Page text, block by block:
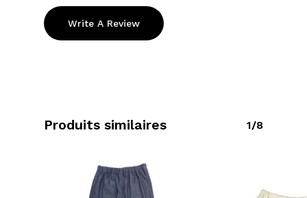
Votre panier est vide.
Write A Review
Produits similaires 1/8